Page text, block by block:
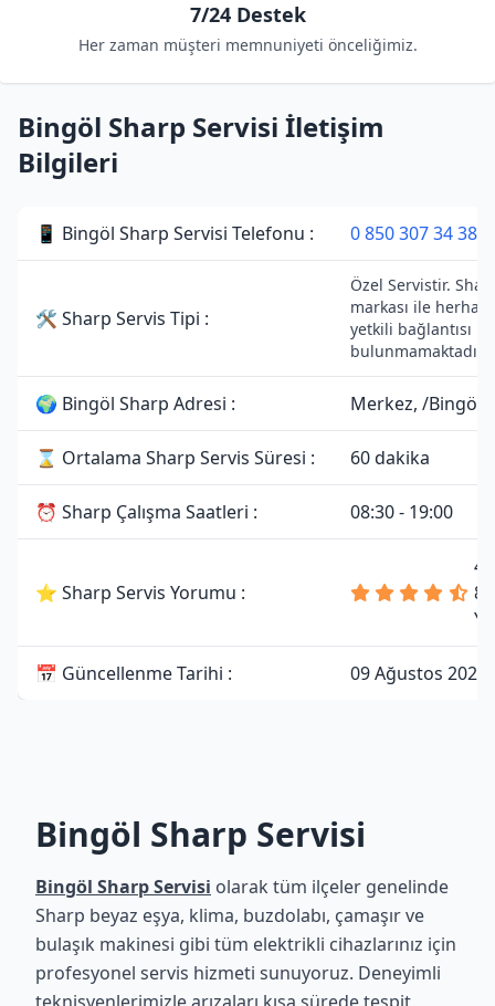
7/24 Destek
Her zaman müşteri memnuniyeti önceliğimiz.
Bingöl Sharp Servisi İletişim
Bilgileri
📱 Bingöl Sharp Servisi Telefonu : 0 850 307 34 38
🛠 Sharp Servis Tipi :
Özel Servistir.
markası ile
yetkili bağlantısı
bulunmamaktadır.
🌍 Bingöl Sharp Adresi : Merkez, /Bingöl
⌛ Ortalama Sharp Servis Süresi : 60 dakika
⏰ Sharp Çalışma Saatleri : 08:30 - 19:00
⭐ Sharp Servis Yorumu :
81
📅 Güncellenme Tarihi : 09 Ağustos 2026
Bingöl Sharp Servisi
Bingöl Sharp Servisi olarak tüm ilçeler genelinde
Sharp beyaz eşya, klima, buzdolabı, çamaşır ve
bulaşık makinesi gibi tüm elektrikli cihazlarınız için
profesyonel servis hizmeti sunuyoruz. Deneyimli